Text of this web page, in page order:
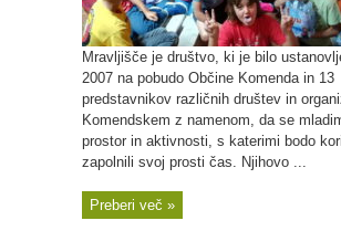
Mravljišče je društvo, ki je bilo
2007 na pobudo Občine Komenda in 13
predstavnikov različnih društev in
Komendskem z namenom, da se
prostor in aktivnosti, s katerimi bodo
zapolnili svoj prosti čas. Njihovo ...
Preberi več »